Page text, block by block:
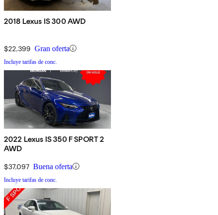
2018 Lexus IS 300 AWD
$22,399 Gran oferta
Incluye tarifas de conc.
2022 Lexus IS 350 F SPORT 2
AWD
$37,097 Buena oferta
Incluye tarifas de conc.